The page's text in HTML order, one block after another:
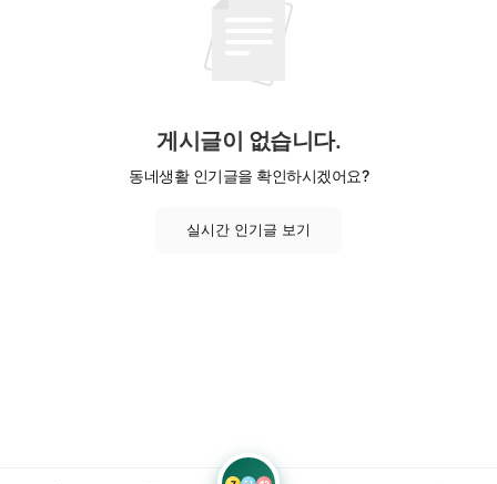
게시글이 없습니다.
동네생활 인기글을 확인하시겠어요?
실시간 인기글 보기